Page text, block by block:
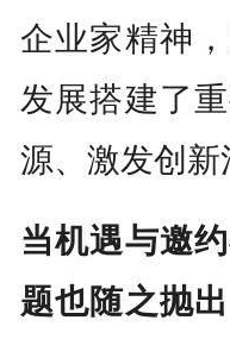
企业家精神
发展搭建了
源、激发创新
当机遇与邀
题也随之抛